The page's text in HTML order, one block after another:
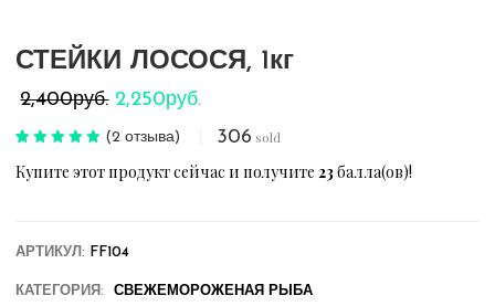
СТЕЙКИ ЛОСОСЯ, 1кг
2,400руб. Первоначальная
цена
составляла
2,250руб.Текущая
цена:
2,250руб..
из 5 на
(2 отзыва) 306 sold
Купите этот продукт сейчас и получите23балла(ов)!
АРТИКУЛ: FF104
КАТЕГОРИЯ: СВЕЖЕМОРОЖЕНАЯ РЫБА